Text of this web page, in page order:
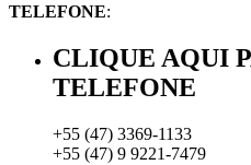
TELEFONE:
CLIQUE AQUI
TELEFONE
+55 (47) 3369-1133
+55 (47) 9 9221-7479